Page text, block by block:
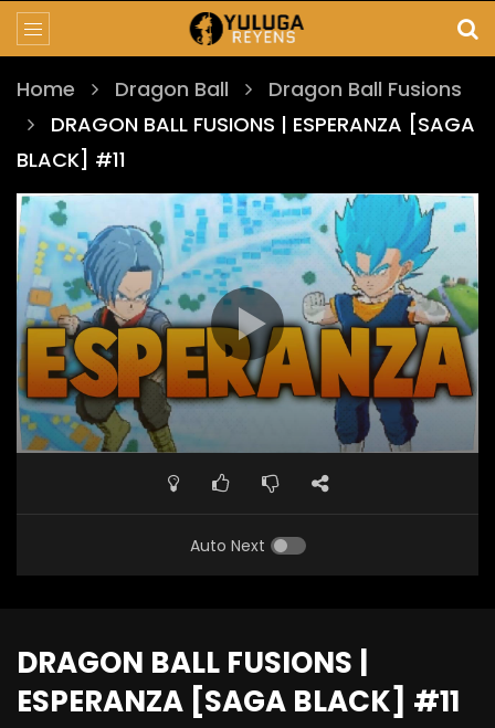
Home Dragon Ball
Dragon Ball Fusions
DRAGON BALL FUSIONS | ESPERANZA [SAGA
BLACK] #11
Auto Next
DRAGON BALL FUSIONS |
ESPERANZA [SAGA BLACK] #11